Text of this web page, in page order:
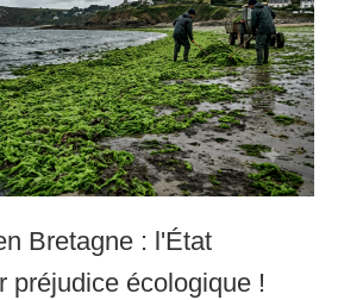
Bretagne : l'État
préjudice écologique !